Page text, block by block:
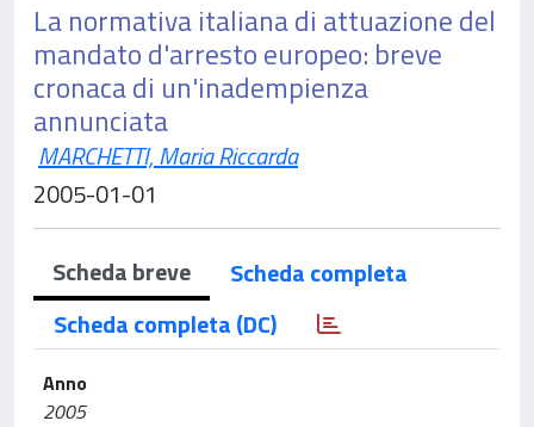
La normativa italiana di attuazione del
mandato d'arresto europeo: breve
cronaca di un'inadempienza
annunciata
MARCHETTI, Maria Riccarda
2005-01-01
Scheda breve
Scheda completa
Scheda completa (DC)
Anno
2005